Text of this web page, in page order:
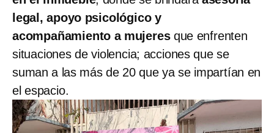
legal, apoyo psicológico y
acompañamiento a mujeresque enfrenten
situaciones de violencia; acciones que se
suman a las más de 20 que ya se impartían en
el espacio.